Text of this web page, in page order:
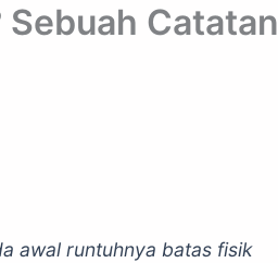
Catatan
awal runtuhnya batas fisik